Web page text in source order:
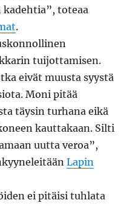
toteaa
.
tuijottamisen.
eivät muusta syystä
Moni pitää
täysin turhana eikä
kauttakaan. Silti
uutta veroa”,
Lapin
ei pitäisi tuhlata